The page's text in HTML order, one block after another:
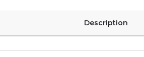
Description